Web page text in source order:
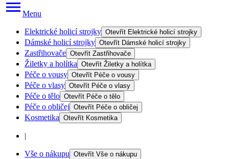
Menu
Elektrické holicí strojky Otevřít Elektrické holicí strojky
Dámské holicí strojky Otevřít Dámské holicí strojky
Zastřihovače Otevřít Zastřihovače
Žiletky a holítka Otevřít Žiletky a holítka
Péče o vousy Otevřít Péče o vousy
Péče o vlasy Otevřít Péče o vlasy
Péče o tělo Otevřít Péče o tělo
Péče o obličej Otevřít Péče o obličej
Kosmetika Otevřít Kosmetika
|
Vše o nákupu Otevřít Vše o nákupu